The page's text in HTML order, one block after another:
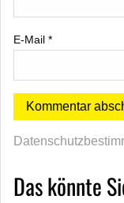
E-Mail *
Das könnte